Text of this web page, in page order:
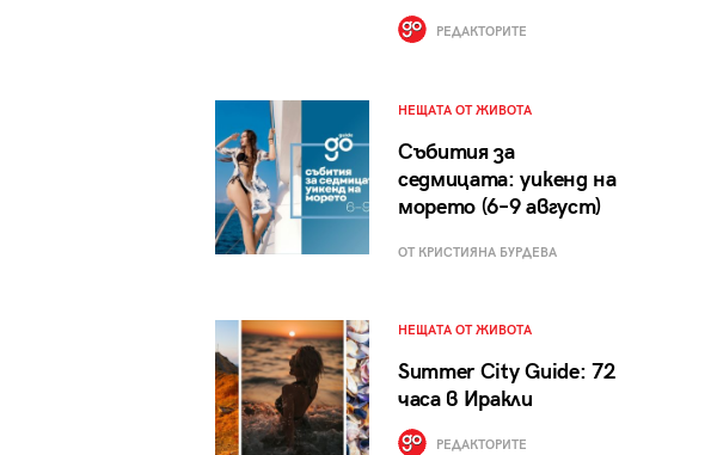
РЕДАКТОРИТЕ
НЕЩАТА ОТ ЖИВОТА
Събития за
седмицата: уикенд на
морето (6–9 август)
ОТ КРИСТИЯНА БУРДЕВА
НЕЩАТА ОТ ЖИВОТА
Summer City Guide: 72
часа в Иракли
РЕДАКТОРИТЕ